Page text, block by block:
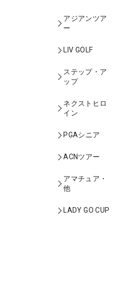
アジアンツア
ー
LIV GOLF
ステップ・ア
ップ
ネクストヒロ
イン
PGAシニア
ACNツアー
アマチュア・
他
LADY GO CUP